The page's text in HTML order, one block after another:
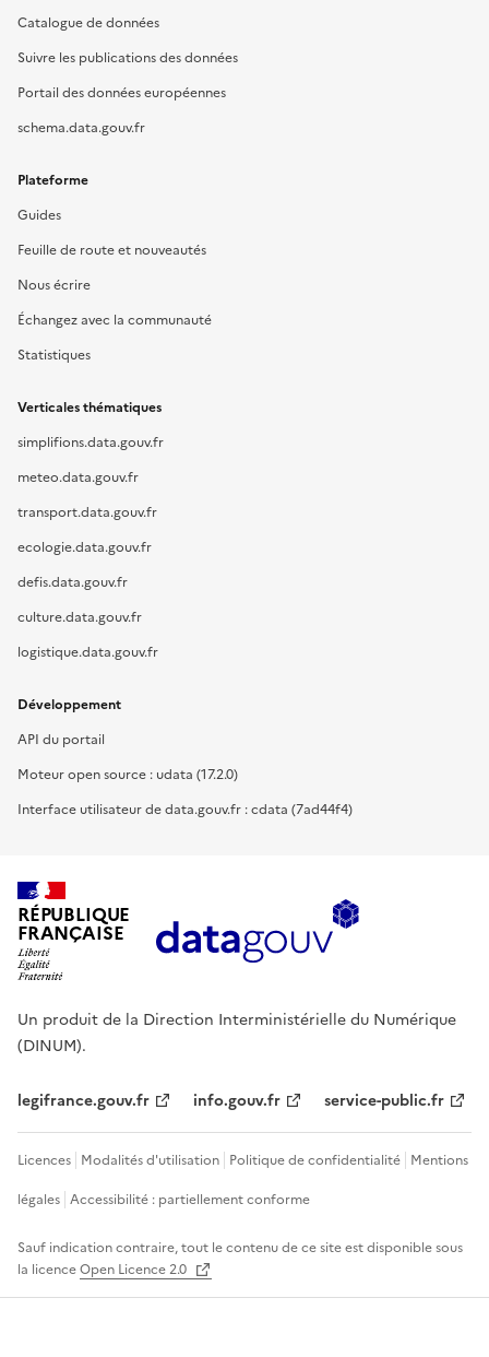
Catalogue de données
Suivre les publications des données
Portail des données européennes
schema.data.gouv.fr
Plateforme
Guides
Feuille de route et nouveautés
Nous écrire
Échangez avec la communauté
Statistiques
Verticales thématiques
simplifions.data.gouv.fr
meteo.data.gouv.fr
transport.data.gouv.fr
ecologie.data.gouv.fr
defis.data.gouv.fr
culture.data.gouv.fr
logistique.data.gouv.fr
Développement
API du portail
Moteur open source : udata (17.2.0)
Interface utilisateur de data.gouv.fr : cdata (7ad44f4)
RÉPUBLIQUE
FRANÇAISE
Un produit de la Direction Interministérielle du Numérique
(DINUM).
legifrance.gouv.fr info.gouv.fr service-public.fr
Licences Modalités d'utilisation Politique de confidentialité Mentions
légales Accessibilité : partiellement conforme
Sauf indication contraire, tout le contenu de ce site est disponible sous
la licenceOpen Licence 2.0